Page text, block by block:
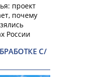
проект
почему
России
С/